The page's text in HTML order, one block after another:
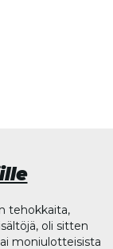
tehokkaita,
oli sitten
moniulotteisista